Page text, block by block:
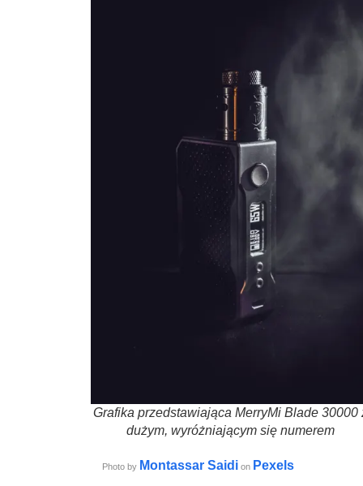
Grafika przedstawiająca MerryMi Blade 30000
dużym, wyróżniającym się numerem
Photo by Montassar Saidi on Pexels